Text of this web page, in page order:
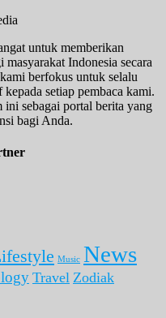
untuk memberikan
Indonesia secara
berfokus untuk selalu
setiap pembaca kami.
ini sebagai portal berita yang
bagi Anda.
Music News
Travel Zodiak